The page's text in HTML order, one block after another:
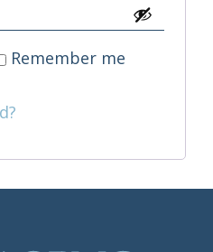
Remember me